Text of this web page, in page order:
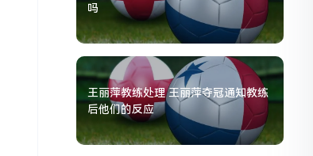
吗
王丽萍教练处理 王丽萍夺冠通知教练
后他们的反应